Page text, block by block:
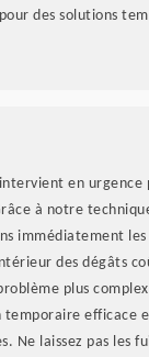
des solutions
en
à notre
immédiatement
des dégâts
plus
temporaire efficace
Ne laissez pas les